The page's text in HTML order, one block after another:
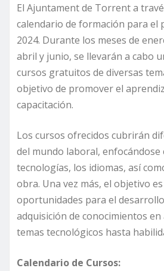
El Ajuntament de Torrent a
calendario de formación para el
2024. Durante los meses de
abril y junio, se llevarán a cabo
cursos gratuitos de diversas
objetivo de promover el
capacitación.
Los cursos ofrecidos cubrirán
del mundo laboral, enfocándose
tecnologías, los idiomas, así
obra. Una vez más, el objetivo
oportunidades para el
adquisición de conocimientos en
temas tecnológicos hasta
Calendario de Cursos: